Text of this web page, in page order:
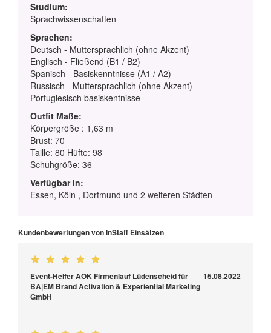
Studium:
Sprachwissenschaften
Sprachen:
Deutsch - Muttersprachlich (ohne Akzent)
Englisch - Fließend (B1 / B2)
Spanisch - Basiskenntnisse (A1 / A2)
Russisch - Muttersprachlich (ohne Akzent)
Portugiesisch basiskentnisse
Outfit Maße:
Körpergröße : 1,63 m
Brust: 70
Taille: 80 Hüfte: 98
Schuhgröße: 36
Verfügbar in:
Essen, Köln , Dortmund und 2 weiteren Städten
Kundenbewertungen von InStaff Einsätzen
Event-Helfer AOK Firmenlauf Lüdenscheid für
BA|EM Brand Activation & Experiential Marketing
GmbH
15.08.2022